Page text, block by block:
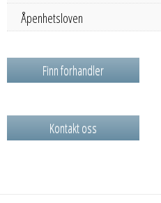
Åpenhetsloven
Finn forhandler
Kontakt oss